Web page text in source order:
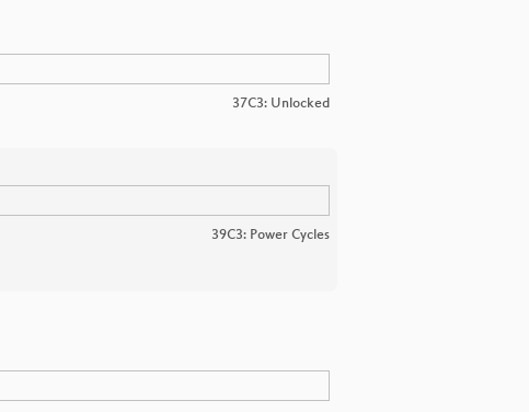
37C3: Unlocked
39C3: Power Cycles